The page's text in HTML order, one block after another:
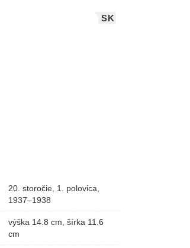
SK
20. storočie, 1. polovica,
1937–1938
výška 14.8 cm, šírka 11.6
cm